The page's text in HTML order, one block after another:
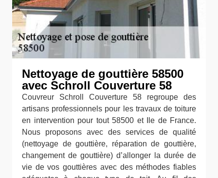
Nettoyage de gouttière 58500
avec Schroll Couverture 58
Couvreur Schroll Couverture 58 regroupe des
artisans professionnels pour les travaux de toiture
en intervention pour tout 58500 et Ile de France.
Nous proposons avec des services de qualité
(nettoyage de gouttière, réparation de gouttière,
changement de gouttière) d’allonger la durée de
vie de vos gouttières avec des méthodes fiables